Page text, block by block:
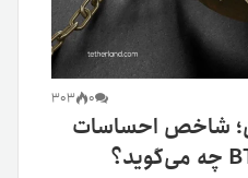
0
303
شاخص احساسات